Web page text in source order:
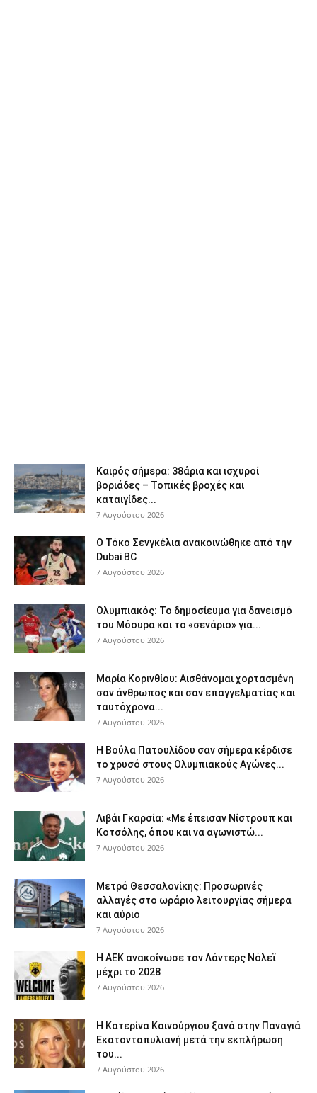
Καιρός σήμερα: 38άρια και ισχυροί
βοριάδες – Τοπικές βροχές και
καταιγίδες...
7 Αυγούστου 2026
Ο Τόκο Σενγκέλια ανακοινώθηκε από την
Dubai BC
7 Αυγούστου 2026
Ολυμπιακός: Το δημοσίευμα για δανεισμό
του Μόουρα και το «σενάριο» για...
7 Αυγούστου 2026
Μαρία Κορινθίου: Αισθάνομαι χορτασμένη
σαν άνθρωπος και σαν επαγγελματίας και
ταυτόχρονα...
7 Αυγούστου 2026
Η Βούλα Πατουλίδου σαν σήμερα κέρδισε
το χρυσό στους Ολυμπιακούς Αγώνες...
7 Αυγούστου 2026
Λιβάι Γκαρσία: «Με έπεισαν Νίστρουπ και
Κοτσόλης, όπου και να αγωνιστώ...
7 Αυγούστου 2026
Μετρό Θεσσαλονίκης: Προσωρινές
αλλαγές στο ωράριο λειτουργίας σήμερα
και αύριο
7 Αυγούστου 2026
Η ΑΕΚ ανακοίνωσε τον Λάντερς Νόλεϊ
μέχρι το 2028
7 Αυγούστου 2026
Η Κατερίνα Καινούργιου ξανά στην Παναγιά
Εκατονταπυλιανή μετά την εκπλήρωση
του...
7 Αυγούστου 2026